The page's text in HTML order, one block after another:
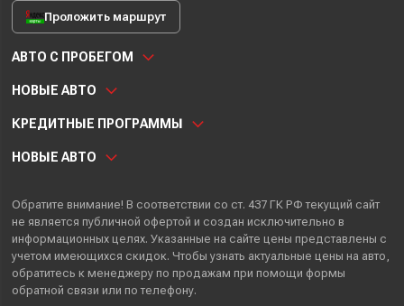
Проложить маршрут
АВТО С ПРОБЕГОМ
НОВЫЕ АВТО
КРЕДИТНЫЕ ПРОГРАММЫ
НОВЫЕ АВТО
Обратите внимание! В соответствии со ст. 437 ГК РФ текущий сайт
не является публичной офертой и создан исключительно в
информационных целях. Указанные на сайте цены представлены с
учетом имеющихся скидок. Чтобы узнать актуальные цены на авто,
обратитесь к менеджеру по продажам при помощи формы
обратной связи или по телефону.